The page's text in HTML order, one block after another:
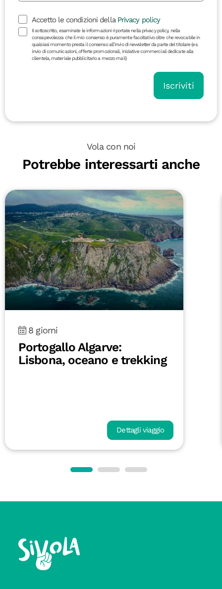
Accetto le condizioni della Privacy policy
Il sottoscritto, esaminate le informazioni riportate nella privacy policy, nella
consapevolezza che il mio consenso è puramente facoltativo oltre che revocabile in
qualsiasi momento presta il consenso all’invio di newsletter da parte del titolare (es.
invio di comunicazioni, offerte promozionali, iniziative commerciali dedicate alla
clientela, materiale pubblicitario a mezzo mail)
Iscriviti
Vola con noi
Potrebbe interessarti anche
8 giorni
Portogallo Algarve:
Lisbona, oceano e trekking
Dettagli viaggio